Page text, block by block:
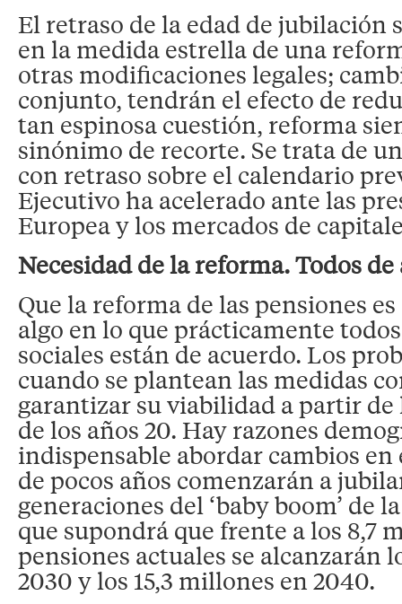
El retraso de la edad de jubilación
en la medida estrella de una
otras modificaciones legales;
conjunto, tendrán el efecto de
tan espinosa cuestión, reforma
sinónimo de recorte. Se trata de
con retraso sobre el calendario
Ejecutivo ha acelerado ante las
Europea y los mercados de
Necesidad de la reforma. Todos de
Que la reforma de las pensiones
algo en lo que prácticamente
sociales están de acuerdo. Los
cuando se plantean las medidas
garantizar su viabilidad a partir de
de los años 20. Hay razones
indispensable abordar cambios
de pocos años comenzarán a
generaciones del ‘baby boom’ de
que supondrá que frente a los 8,7
pensiones actuales se alcanzarán
2030 y los 15,3 millones en 2040.